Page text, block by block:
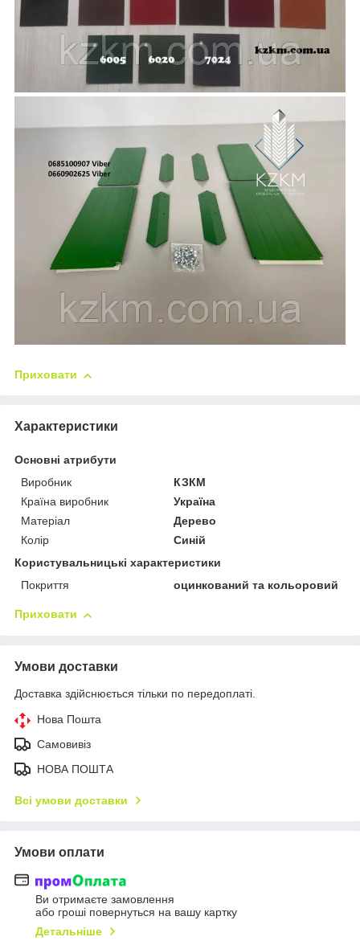
Приховати
Характеристики
Основні атрибути
Виробник
КЗКМ
Країна виробник
Україна
Матеріал
Дерево
Колір
Синій
Користувальницькі характеристики
Покриття
оцинкований та кольоровий
Приховати
Умови доставки
Доставка здійснюється тільки по передоплаті.
Нова Пошта
Самовивіз
НОВА ПОШТА
Всі умови доставки
Умови оплати
Ви отримаєте замовлення
або гроші повернуться на вашу картку
Детальніше